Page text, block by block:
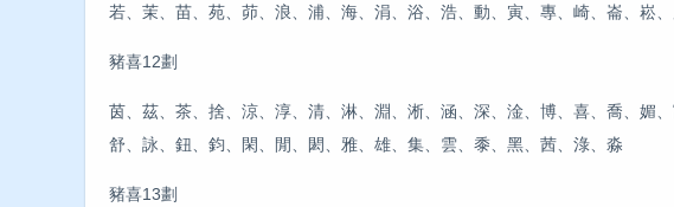
若、茉、苗、苑、茆、浪、浦、海、涓、浴、浩、動、寅、專、崎、崙、崧
豬喜12劃
茵、茲、茶、捨、涼、淳、清、淋、淵、淅、涵、深、淦、博、喜、喬、媚
舒、詠、鈕、鈞、閑、閒、閎、雅、雄、集、雲、黍、黑、茜、淥、淼
豬喜13劃